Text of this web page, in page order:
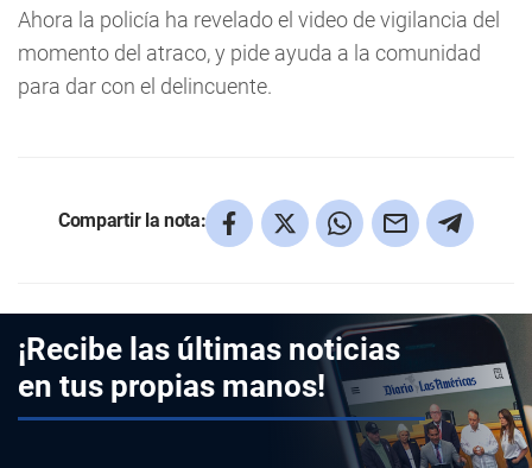
Ahora la policía ha revelado el video de vigilancia del
momento del atraco, y pide ayuda a la comunidad
para dar con el delincuente.
Compartir la nota:
¡Recibe las últimas noticias
en tus propias manos!